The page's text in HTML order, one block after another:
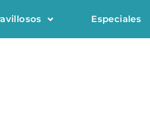
Especiales